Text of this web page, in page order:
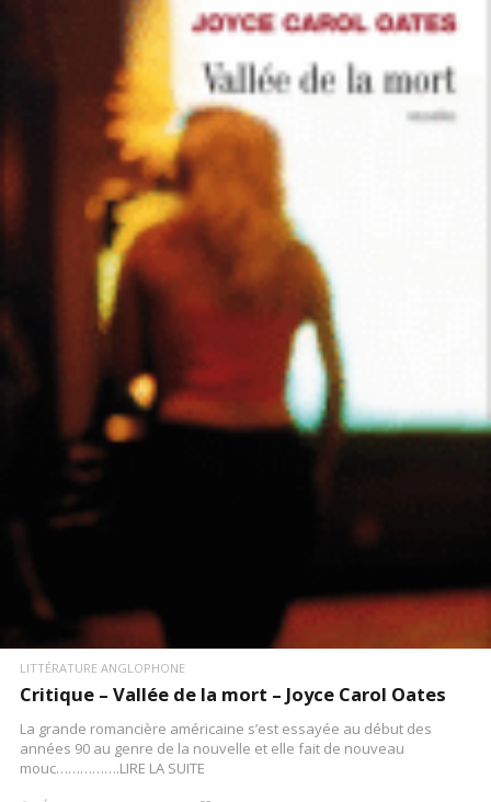
LIRE LA SUITE
LITTÉRATURE ANGLOPHONE
Critique – Vallée de la mort – Joyce Carol Oates
La grande romancière américaine s’est essayée au début des
années 90 au genre de la nouvelle et elle fait de nouveau
mouc…………….LIRE LA SUITE